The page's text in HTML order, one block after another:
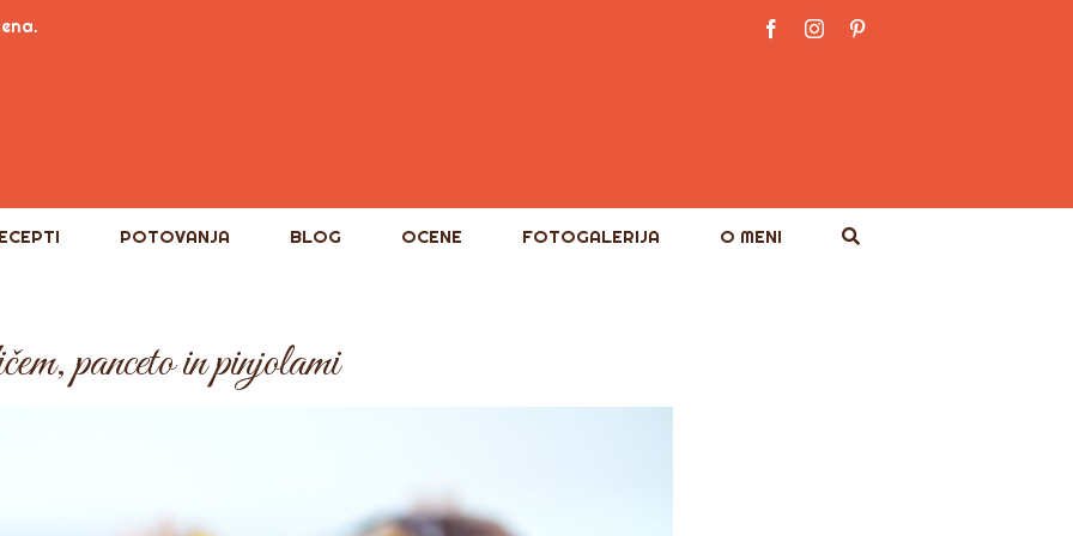
FacebookInstagram
POTOVANJA BLOG OCENE FOTOGALERIJA O MENI
panceto in pinjolami